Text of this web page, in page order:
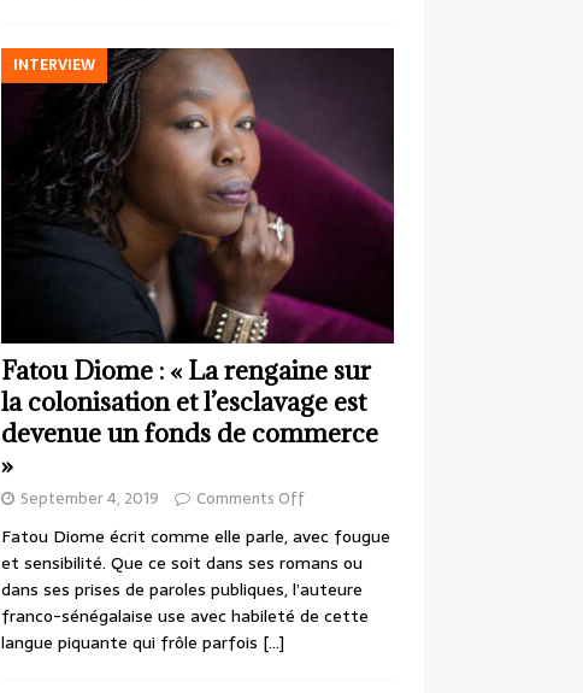
INTERVIEW
Fatou Diome : « La rengaine sur
la colonisation et l’esclavage est
devenue un fonds de commerce
»
September 4, 2019 Comments Off
Fatou Diome écrit comme elle parle, avec fougue
et sensibilité. Que ce soit dans ses romans ou
dans ses prises de paroles publiques, l’auteure
franco-sénégalaise use avec habileté de cette
langue piquante qui frôle parfois […]